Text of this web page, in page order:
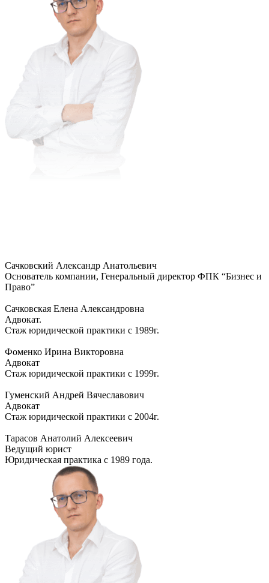
Сачковский Александр Анатольевич
Основатель компании, Генеральный директор ФПК “Бизнес и
Право”
Сачковская Елена Александровна
Адвокат.
Стаж юридической практики с 1989г.
Фоменко Ирина Викторовна
Адвокат
Стаж юридической практики с 1999г.
Гуменский Андрей Вячеславович
Адвокат
Стаж юридической практики с 2004г.
Тарасов Анатолий Алексеевич
Ведущий юрист
Юридическая практика с 1989 года.